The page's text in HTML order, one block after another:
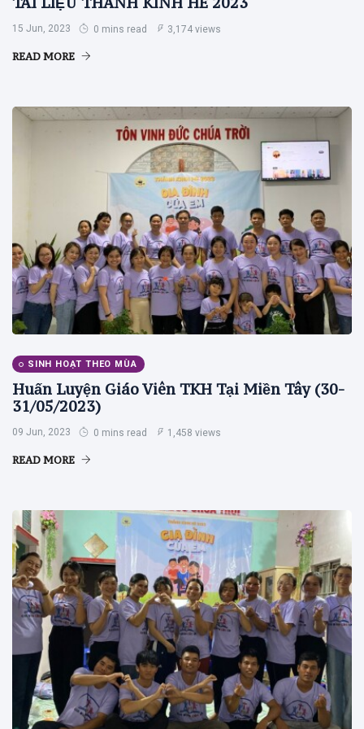
15 Jun, 2023 0 mins read 3,174 views
READ MORE
SINH HOẠT THEO MÙA
Huấn Luyện Giáo Viên TKH Tại Miền Tây (30-
31/05/2023)
09 Jun, 2023 0 mins read 1,458 views
READ MORE